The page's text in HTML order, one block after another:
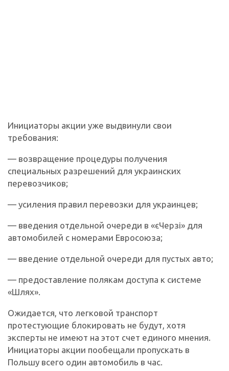
Инициаторы акции уже выдвинули свои
требования:
— возвращение процедуры получения
специальных разрешений для украинских
перевозчиков;
— усиления правил перевозки для украинцев;
— введения отдельной очереди в «єЧерзі» для
автомобилей с номерами Евросоюза;
— введение отдельной очереди для пустых авто;
— предоставление полякам доступа к системе
«Шлях».
Ожидается, что легковой транспорт
протестующие блокировать не будут, хотя
эксперты не имеют на этот счет единого мнения.
Инициаторы акции пообещали пропускать в
Польшу всего один автомобиль в час.